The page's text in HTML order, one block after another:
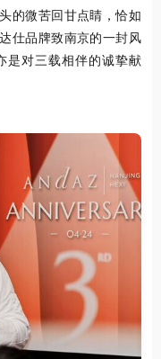
的微苦回甘点睛，恰如
仕品牌致南京的一封风
是对三载相伴的诚挚献